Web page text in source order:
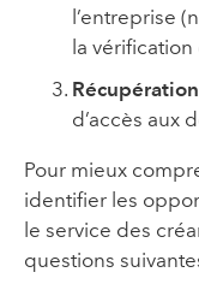
l’entreprise
la vérification
d’accès aux
Pour mieux
identifier les
le service des
questions